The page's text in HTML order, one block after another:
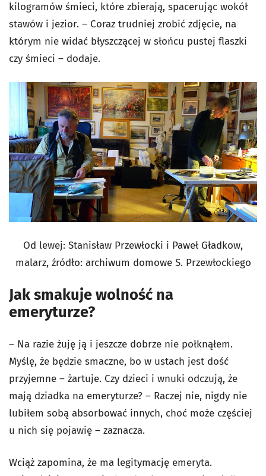
kilogramów śmieci, które zbierają, spacerując wokół
stawów i jezior. – Coraz trudniej zrobić zdjęcie, na
którym nie widać błyszczącej w słońcu pustej flaszki
czy śmieci – dodaje.
Od lewej: Stanisław Przewłocki i Paweł Gładkow,
malarz, źródło: archiwum domowe S. Przewłockiego
Jak smakuje wolność na
emeryturze?
– Na razie żuję ją i jeszcze dobrze nie połknąłem.
Myślę, że będzie smaczne, bo w ustach jest dość
przyjemne – żartuje. Czy dzieci i wnuki odczują, że
mają dziadka na emeryturze? – Raczej nie, nigdy nie
lubiłem sobą absorbować innych, choć może częściej
u nich się pojawię – zaznacza.
Wciąż zapomina, że ma legitymację emeryta.